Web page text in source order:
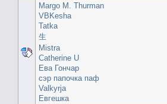
Margo M. Thurman
VBKesha
Tatka
生
Mistra
Catherine U
Ева Гончар
сэр папочка паф
Valkyrja
Евгешка